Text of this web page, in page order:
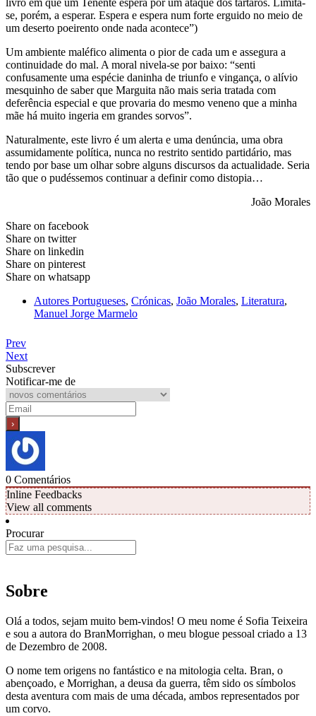
se, porém, a esperar. Espera e espera num forte erguido no meio de
um deserto poeirento onde nada acontece”)
Um ambiente maléfico alimenta o pior de cada um e assegura a
continuidade do mal. A moral nivela-se por baixo: “senti
confusamente uma espécie daninha de triunfo e vingança, o alívio
mesquinho de saber que Marguita não mais seria tratada com
deferência especial e que provaria do mesmo veneno que a minha
mãe há muito ingeria em grandes sorvos”.
Naturalmente, este livro é um alerta e uma denúncia, uma obra
assumidamente política, nunca no restrito sentido partidário, mas
tendo por base um olhar sobre alguns discursos da actualidade. Seria
tão que o pudéssemos continuar a definir como distopia…
João Morales
Share on facebook
Share on twitter
Share on linkedin
Share on pinterest
Share on whatsapp
Autores Portugueses, Crónicas, João Morales, Literatura,
Manuel Jorge Marmelo
Prev
Next
Subscrever
Notificar-me de
0 Comentários
Inline Feedbacks
View all comments
Procurar
Sobre
Olá a todos, sejam muito bem-vindos! O meu nome é Sofia Teixeira
e sou a autora do BranMorrighan, o meu blogue pessoal criado a 13
de Dezembro de 2008.
O nome tem origens no fantástico e na mitologia celta. Bran, o
abençoado, e Morrighan, a deusa da guerra, têm sido os símbolos
desta aventura com mais de uma década, ambos representados por
um corvo.